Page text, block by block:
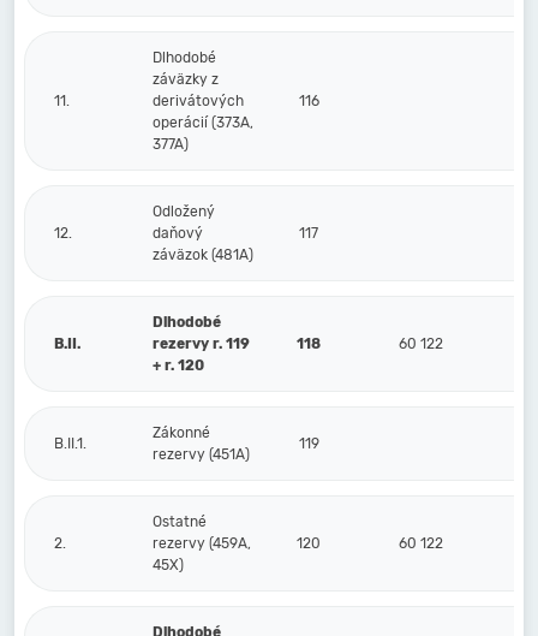
11.
Dlhodobé
záväzky z
derivátových
operácií (373A,
377A)
116
12.
Odložený
daňový
záväzok (481A)
117
B.II.
Dlhodobé
rezervy r. 119
+ r. 120
118 60 122
B.II.1.
Zákonné
rezervy (451A)
119
2.
Ostatné
rezervy (459A,
45X)
120 60 122
Dlhodobé